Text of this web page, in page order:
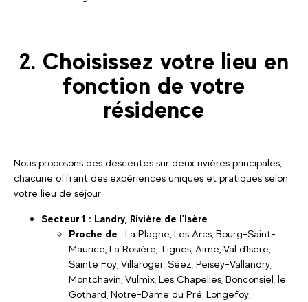
2. Choisissez votre lieu en
fonction de votre
résidence
Nous proposons des descentes sur deux rivières principales,
chacune offrant des expériences uniques et pratiques selon
votre lieu de séjour.
Secteur 1 : Landry, Rivière de l'Isère
Proche de : La Plagne, Les Arcs, Bourg-Saint-
Maurice, La Rosière, Tignes, Aime, Val d'Isère,
Sainte Foy, Villaroger, Séez, Peisey-Vallandry,
Montchavin, Vulmix, Les Chapelles, Bonconsiel, le
Gothard, Notre-Dame du Pré, Longefoy,